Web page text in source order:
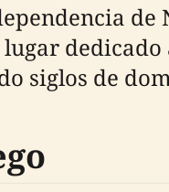
de
siglos de